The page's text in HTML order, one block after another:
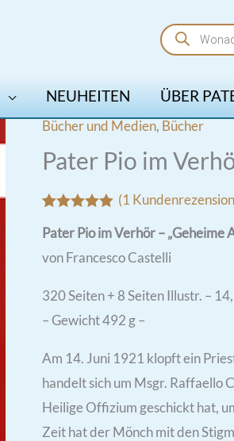
Products
search
NEUHEITEN ÜBER
Bücher und Medien, Bücher
Pater Pio im
5.00von 5,
auf
(1
Pater Pio im Verhör – „Geheime
von Francesco Castelli
320 Seiten + 8 Seiten Illustr. –
– Gewicht 492 g –
Am 14. Juni 1921 klopft ein
handelt sich um Msgr. Raffaello
Heilige Offizium geschickt hat,
Zeit hat der Mönch mit den